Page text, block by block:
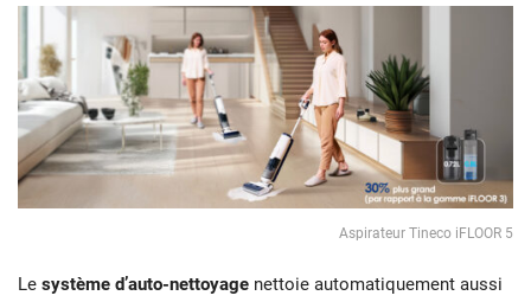
Aspirateur Tineco iFLOOR 5
Le système d’auto-nettoyage nettoie automatiquement aussi